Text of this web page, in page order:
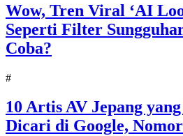
Wow, Tren Viral ‘AI
Seperti Filter
Coba?
#
10 Artis AV Jepang
Dicari di Google,